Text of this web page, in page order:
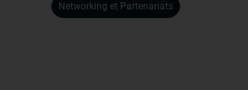
Networking et Partenariats